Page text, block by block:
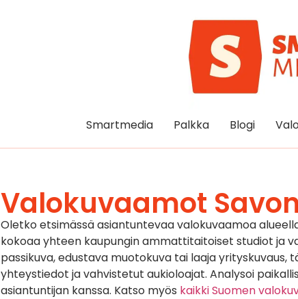
Smartmedia Palkka Blogi
Valokuvaamot
Oletko etsimässä asiantuntevaa valokuvaamoa
kokoaa yhteen kaupungin ammattitaitoiset studiot ja
passikuva, edustava muotokuva tai laaja
yhteystiedot ja vahvistetut aukioloajat. Analysoi
asiantuntijan kanssa. Katso myös kaikki Suomen